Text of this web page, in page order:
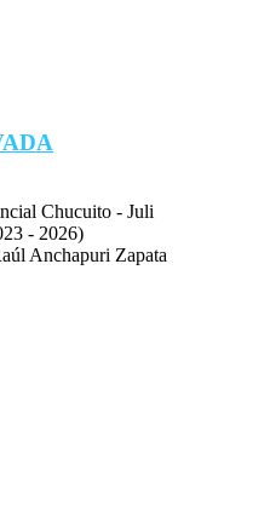
Chucuito - Juli
- 2026)
Anchapuri Zapata